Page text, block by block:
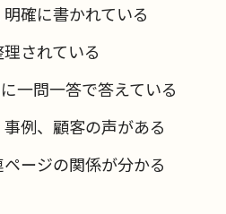
確に書かれている
されている
一問一答で答えている
例、顧客の声がある
ージの関係が分かる